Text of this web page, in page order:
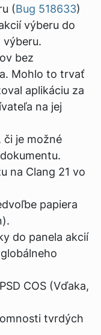
(Bug 518633)
výberu do
výberu.
bez
Mohlo to trvať
aplikáciu za
na jej
či je možné
na Clang 21 vo
papiera
do panela akcií
COS (Vďaka,
tvrdých